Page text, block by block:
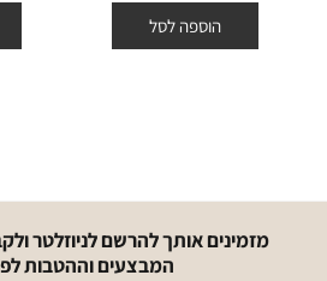
הוספה לסל
מזמינים אותך להרשם לניוזלטר
המבצעים וההטבות